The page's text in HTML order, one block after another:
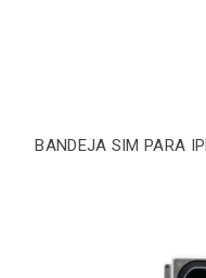
BANDEJA SIM PARA